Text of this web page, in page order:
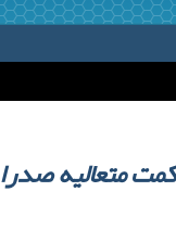
متعالیه صدرا